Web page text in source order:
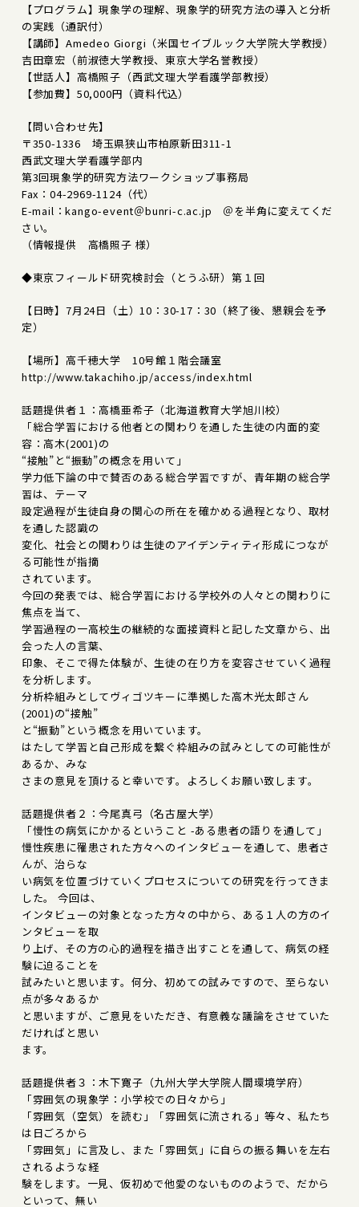
【プログラム】現象学の理解、現象学的研究方法の導入と分析
の実践（通訳付）
【講師】Amedeo Giorgi（米国セイブルック大学院大学教授）
吉田章宏（前淑徳大学教授、東京大学名誉教授）
【世話人】高橋照子（西武文理大学看護学部教授）
【参加費】50,000円（資料代込）
【問い合わせ先】
〒350-1336 埼玉県狭山市柏原新田311-1
西武文理大学看護学部内
第3回現象学的研究方法ワークショップ事務局
Fax：04-2969-1124（代）
E-mail：kango-event＠bunri-c.ac.jp ＠を半角に変えてくだ
さい。
（情報提供 高橋照子 様）
◆東京フィールド研究検討会（とうふ研）第１回
【日時】7月24日（土）10：30-17：30（終了後、懇親会を予
定）
【場所】高千穂大学 10号館１階会議室
http://www.takachiho.jp/access/index.html
話題提供者１：高橋亜希子（北海道教育大学旭川校）
「総合学習における他者との関わりを通した生徒の内面的変
容：高木(2001)の
“接触”と“振動”の概念を用いて」
学力低下論の中で賛否のある総合学習ですが、青年期の総合学
習は、テーマ
設定過程が生徒自身の関心の所在を確かめる過程となり、取材
を通した認識の
変化、社会との関わりは生徒のアイデンティティ形成につなが
る可能性が指摘
されています。
今回の発表では、総合学習における学校外の人々との関わりに
焦点を当て、
学習過程の一高校生の継続的な面接資料と記した文章から、出
会った人の言葉、
印象、そこで得た体験が、生徒の在り方を変容させていく過程
を分析します。
分析枠組みとしてヴィゴツキーに準拠した高木光太郎さん
(2001)の“接触”
と“振動”という概念を用いています。
はたして学習と自己形成を繋ぐ枠組みの試みとしての可能性が
あるか、みな
さまの意見を頂けると幸いです。よろしくお願い致します。
話題提供者２：今尾真弓（名古屋大学）
「慢性の病気にかかるということ -ある患者の語りを通して」
慢性疾患に罹患された方々へのインタビューを通して、患者さ
んが、治らな
い病気を位置づけていくプロセスについての研究を行ってきま
した。 今回は、
インタビューの対象となった方々の中から、ある１人の方のイ
ンタビューを取
り上げ、その方の心的過程を描き出すことを通して、病気の経
験に迫ることを
試みたいと思います。何分、初めての試みですので、至らない
点が多々あるか
と思いますが、ご意見をいただき、有意義な議論をさせていた
だければと思い
ます。
話題提供者３：木下寛子（九州大学大学院人間環境学府）
「雰囲気の現象学：小学校での日々から」
「雰囲気（空気）を読む」「雰囲気に流される」等々、私たち
は日ごろから
「雰囲気」に言及し、また「雰囲気」に自らの振る舞いを左右
されるような経
験をします。一見、仮初めで他愛のないもののようで、だから
といって、無い